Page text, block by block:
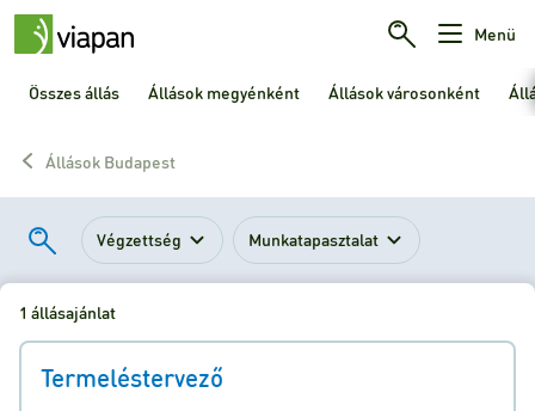
Menü
Összes állás Állások megyénként Állások városonként
Állások Budapest
Végzettség Munkatapasztalat
1 állásajánlat
Termeléstervező